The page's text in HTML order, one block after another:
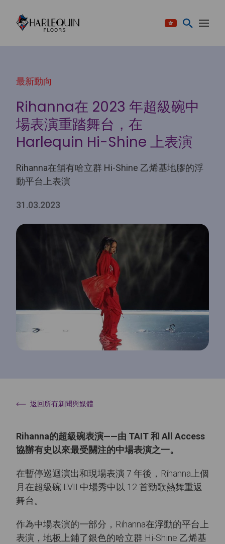
最新動向
Rihanna在 2023 年超級碗中
場表演重踏舞台，在
Harlequin Hi-Shine 上表演
Rihanna在舖有哈立群 Hi-Shine 乙烯基地膠的浮
動平台上表演
31.03.2023
返回所有新聞與媒體
Rihanna的超級碗表演——由 TAIT 和 All Access
協辦有史以來最受關注的中場表演之一。
在暫停巡迴演出和現場表演 7 年後，Rihanna上個
月在超級碗 LVII 中場秀中以 12 首勁歌熱舞重返
舞台。
作為中場表演的一部分，Rihanna在浮動的平台上
表演，地板上鋪了銀色的哈立群 Hi-Shine 乙烯基